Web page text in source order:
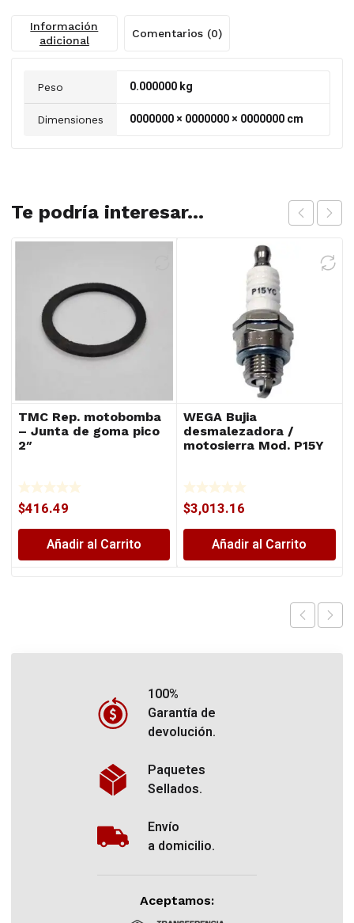
Información
adicional
Comentarios (0)
Peso 0.000000 kg
Dimensiones 0000000 × 0000000 × 0000000 cm
Te podría interesar...
TMC Rep. motobomba
– Junta de goma pico
2″
$416.49
Añadir al Carrito
WEGA Bujia
desmalezadora /
motosierra Mod. P15Y
$3,013.16
Añadir al Carrito
100%
Garantía de
devolución.
Paquetes
Sellados.
Envío
a domicilio.
Aceptamos: